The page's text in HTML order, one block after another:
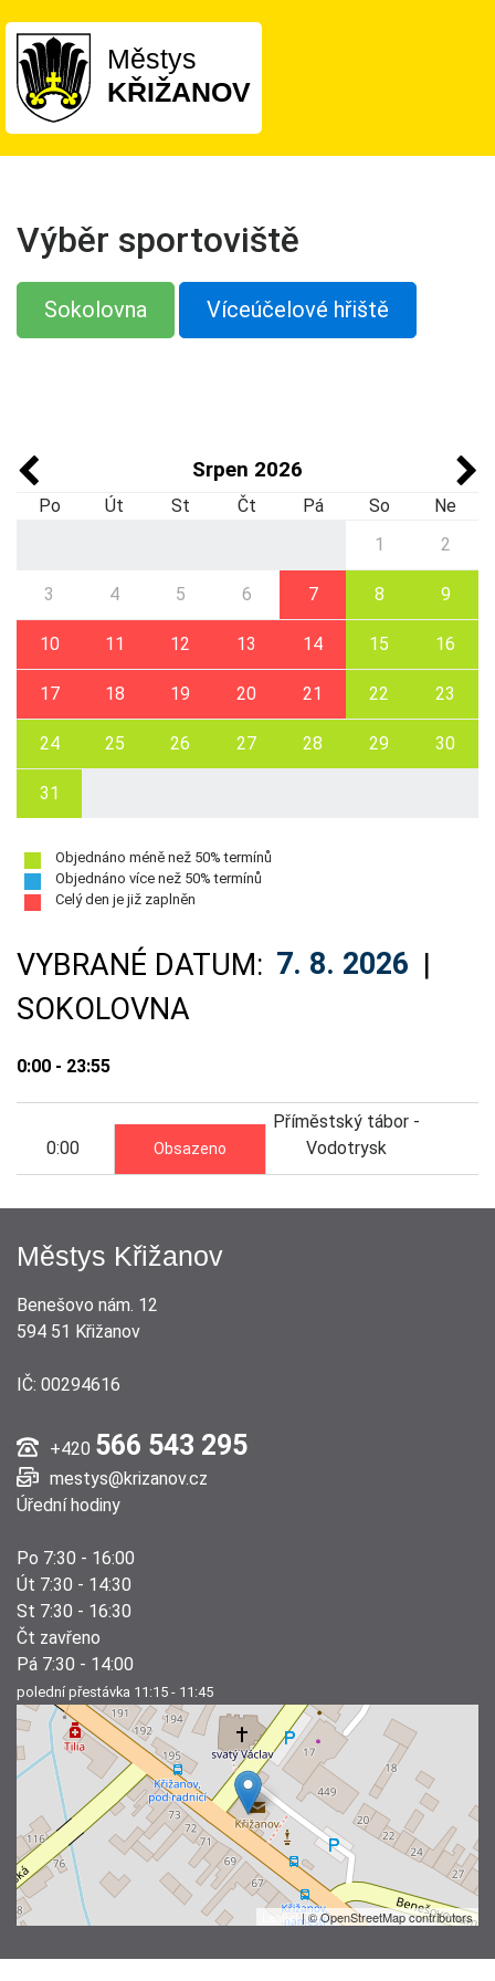
Městys
KŘIŽANOV
Výběr sportoviště
Sokolovna Víceúčelové hřiště
Srpen 2026
Po Út St Čt Pá So
Ne
1
2
3 4 5 6 7 8 9
10 11 12 13 14 15 16
17 18 19 20 21 22 23
24 25 26 27 28 29 30
31
Objednáno méně než 50% termínů
Objednáno více než 50% termínů
Celý den je již zaplněn
VYBRANÉ DATUM: 7. 8. 2026 |
SOKOLOVNA
0:00 - 23:55
0:00 Obsazeno
Příměstský tábor -
Vodotrysk
Městys Křižanov
Benešovo nám. 12
594 51 Křižanov
IČ: 00294616
+420 566 543 295
mestys@krizanov.cz
Úřední hodiny
Po 7:30 - 16:00
Út 7:30 - 14:30
St 7:30 - 16:30
Čt zavřeno
Pá 7:30 - 14:00
polední přestávka 11:15 - 11:45
Leaflet| © OpenStreetMap contributors